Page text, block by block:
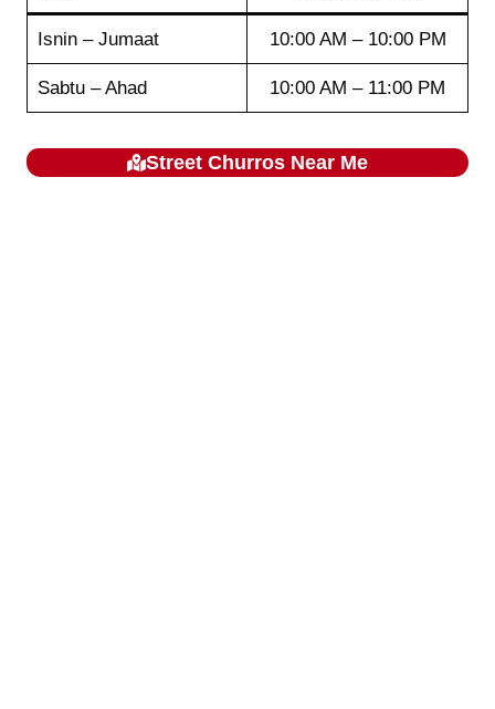
Isnin – Jumaat 10:00 AM – 10:00 PM
Sabtu – Ahad 10:00 AM – 11:00 PM
Street Churros Near Me